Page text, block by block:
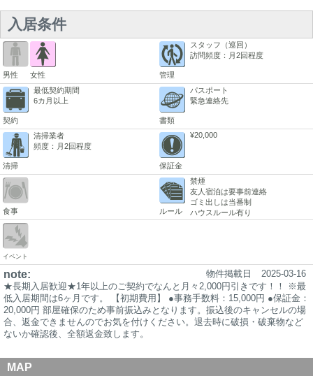
入居条件
男性 女性 管理
スタッフ（巡回）
訪問頻度：月2回程度
契約
最低契約期間
6カ月以上
書類
パスポート
緊急連絡先
清掃
清掃業者
頻度：月2回程度
保証金
¥20,000
食事 ルール
禁煙
友人宿泊は要事前連絡
ゴミ出しは当番制
ハウスルール有り
イベント
note: 物件掲載日
2025-03-16
★長期入居歓迎★1年以上のご契約でなんと月々2,000円引きです！！ ※最
低入居期間は6ヶ月です。 【初期費用】 ●事務手数料：15,000円 ●保証金：
20,000円 部屋確保のため事前振込みとなります。振込後のキャンセルの場
合、返金できませんのでお気を付けください。退去時に破損・破棄物など
ないか確認後、全額返金致します。
MAP